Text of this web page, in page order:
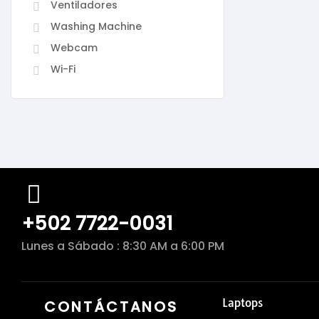
Ventiladores
Washing Machine
Webcam
Wi-Fi
+502 7722-0031
Lunes a Sábado : 8:30 AM a 6:00 PM
CONTÁCTANOS Laptops